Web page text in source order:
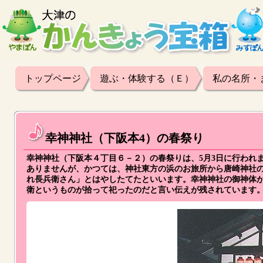
トップページ 遊ぶ・体験する（Ｅ） 私の名所・
幸神神社（下阪本4）の春祭り
幸神神社（下阪本４丁目６－２）の春祭りは、5月3日に行わ
ありませんが、かつては、神社東方の浜のお旅所から唐崎神
れ長兵衛さん」とはやしたてたといいます。幸神神社の御神
衛というものが拾って祀ったのだと言い伝えが残されています